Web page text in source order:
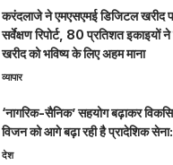
करंदलाजे ने एमएसएमई डिजिटल खरीद
सर्वेक्षण रिपोर्ट, 80 प्रतिशत इकाइयों
खरीद को भविष्य के लिए अहम माना
व्यापार
‘नागरिक-सैनिक’ सहयोग बढ़ाकर
विजन को आगे बढ़ा रही है प्रादेशिक
देश